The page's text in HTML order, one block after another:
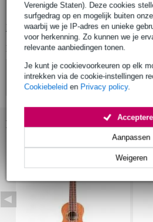
Verenigde Staten). Deze cookies
surfgedrag op en mogelijk buiten
waarbij we je IP-adres en unieke
voor herkenning. Zo kunnen we je
relevante aanbiedingen tonen.
Je kunt je cookievoorkeuren op elk
intrekken via de cookie-instellingen
Cookiebeleid en Privacy policy.
Weigeren
Aanpassen
zij- en achterkant: mahonie
Bekijk alle productspecificaties
Bekijk ook eens (4)
Bekijk ook eens (3)